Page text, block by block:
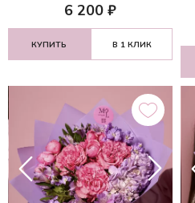
6 200 ₽
КУПИТЬ В 1 КЛИК